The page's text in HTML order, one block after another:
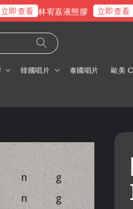
查看 林宥嘉液態膠 立即查看 進
韓國唱片 泰國唱片 歐美